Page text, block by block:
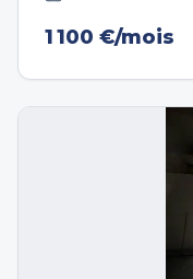
1 100 €/mois